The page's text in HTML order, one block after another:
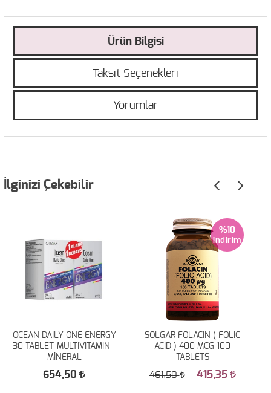
Ürün Bilgisi
Taksit Seçenekleri
Yorumlar
İlginizi Çekebilir
OCEAN DAİLY ONE ENERGY
30 TABLET-MULTİVİTAMİN -
MİNERAL
654,50
SOLGAR FOLACİN ( FOLİC
ACİD ) 400 MCG 100
TABLETS
%10
461,50 415,35